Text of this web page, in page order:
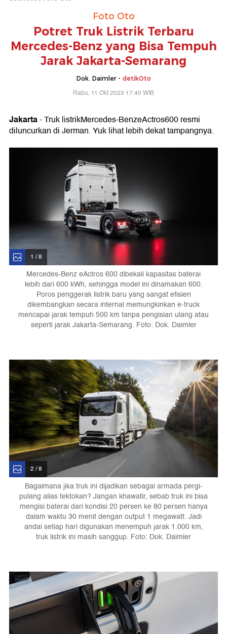
Foto Oto
Potret Truk Listrik Terbaru
Mercedes-Benz yang Bisa Tempuh
Jarak Jakarta-Semarang
Dok. Daimler - detikOto
Rabu, 11 Okt 2023 17:40 WIB
Jakarta- Truk listrikMercedes-BenzeActros600 resmi
diluncurkan di Jerman. Yuk lihat lebih dekat tampangnya.
1 / 8
Mercedes-Benz eActros 600 dibekali kapasitas baterai
lebih dari 600 kWh, sehingga model ini dinamakan 600.
Poros penggerak listrik baru yang sangat efisien
dikembangkan secara internal memungkinkan e-truck
mencapai jarak tempuh 500 km tanpa pengisian ulang atau
seperti jarak Jakarta-Semarang. Foto: Dok. Daimler
2 / 8
Bagaimana jika truk ini dijadikan sebagai armada pergi-
pulang alias tektokan? Jangan khawatir, sebab truk ini bisa
mengisi baterai dari kondisi 20 persen ke 80 persen hanya
dalam waktu 30 menit dengan output 1 megawatt. Jadi
andai setiap hari digunakan menempuh jarak 1.000 km,
truk listrik ini masih sanggup. Foto: Dok. Daimler